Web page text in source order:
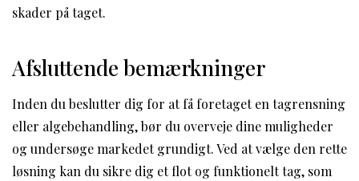
skader på taget.
Afsluttende bemærkninger
Inden du beslutter dig for at få foretaget en tagrensning
eller algebehandling, bør du overveje dine muligheder
og undersøge markedet grundigt. Ved at vælge den rette
løsning kan du sikre dig et flot og funktionelt tag, som